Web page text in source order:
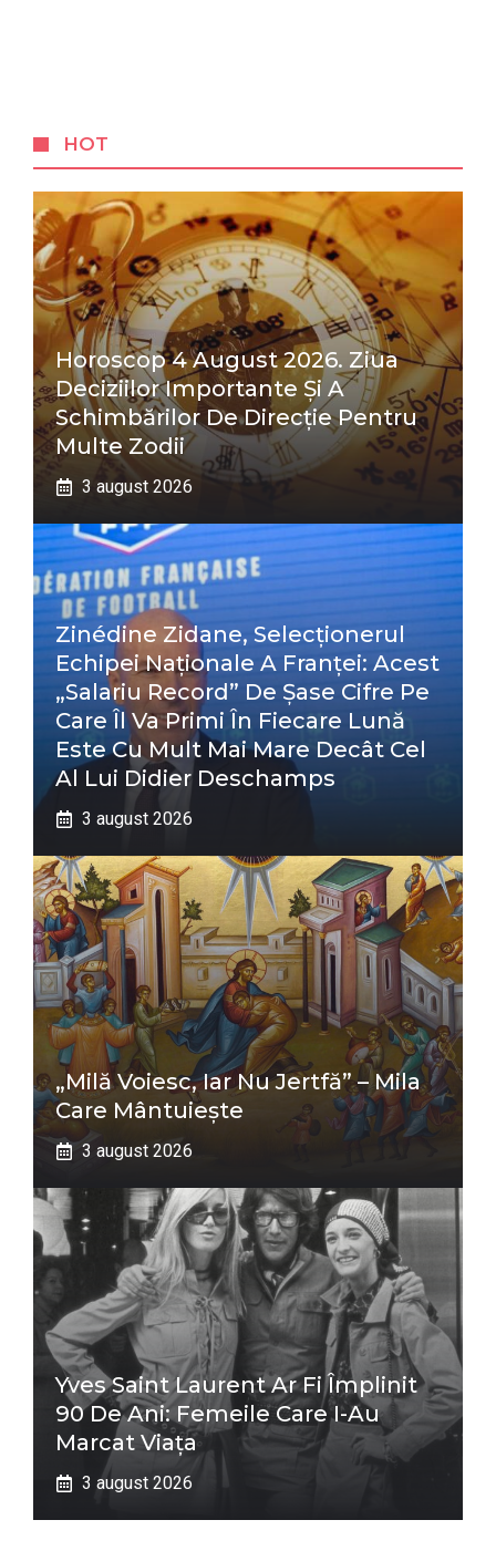
HOT
Horoscop 4 August 2026. Ziua
Deciziilor Importante Și A
Schimbărilor De Direcție Pentru
Multe Zodii
3 august 2026
Zinédine Zidane, Selecționerul
Echipei Naționale A Franței: Acest
„salariu Record” De Șase Cifre Pe
Care Îl Va Primi În Fiecare Lună
Este Cu Mult Mai Mare Decât Cel
Al Lui Didier Deschamps
3 august 2026
„Milă Voiesc, Iar Nu Jertfă” – Mila
Care Mântuiește
3 august 2026
Yves Saint Laurent Ar Fi Împlinit
90 De Ani: Femeile Care I-Au
Marcat Viața
3 august 2026